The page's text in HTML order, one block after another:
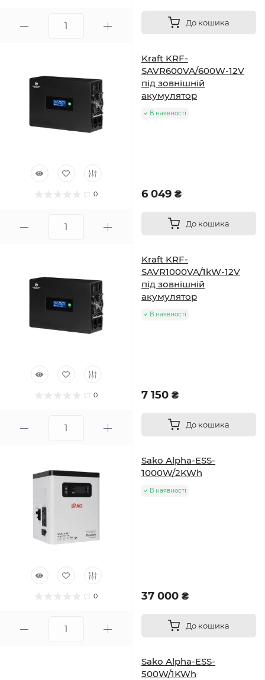
До кошика
0
Kraft KRF-
SAVR600VA/600W-12V
під зовнішній
акумулятор
В наявності
6 049 ₴
До кошика
0
Kraft KRF-
SAVR1000VA/1kW-12V
під зовнішній
акумулятор
В наявності
7 150 ₴
До кошика
0
Sako Alpha-ESS-
1000W/2KWh
В наявності
37 000 ₴
До кошика
Sako Alpha-ESS-
500W/1KWh